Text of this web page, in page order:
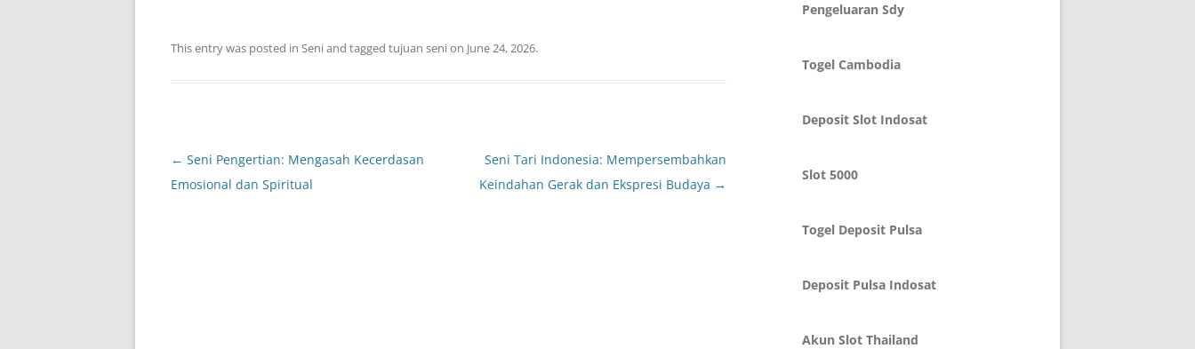
This entry was posted in Seniand tagged tujuan senion June 24, 2026.
Post
navigation
← Seni Pengertian: Mengasah Kecerdasan
Emosional dan Spiritual
Seni Tari Indonesia: Mempersembahkan
Keindahan Gerak dan Ekspresi Budaya →
Pengeluaran Sdy
Togel Cambodia
Deposit Slot Indosat
Slot 5000
Togel Deposit Pulsa
Deposit Pulsa Indosat
Akun Slot Thailand